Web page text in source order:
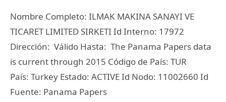
Nombre Completo: ILMAK MAKINA SANAYI VE
TICARET LIMITED SIRKETI Id Interno: 17972
Dirección: Válido Hasta: The Panama Papers data
is current through 2015 Código de País: TUR
País: Turkey Estado: ACTIVE Id Nodo: 11002660 Id
Fuente: Panama Papers